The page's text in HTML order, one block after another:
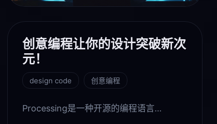
创意编程让你的设计突破新次
元！
design code 创意编程
Processing是一种开源的编程语言…